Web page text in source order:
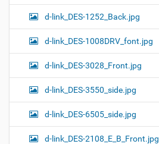
d-link_DES-1252_Back.jpg
d-link_DES-1008DRV_font.jpg
d-link_DES-3028_Front.jpg
d-link_DES-3550_side.jpg
d-link_DES-6505_side.jpg
d-link_DES-2108_E_B_Front.jpg